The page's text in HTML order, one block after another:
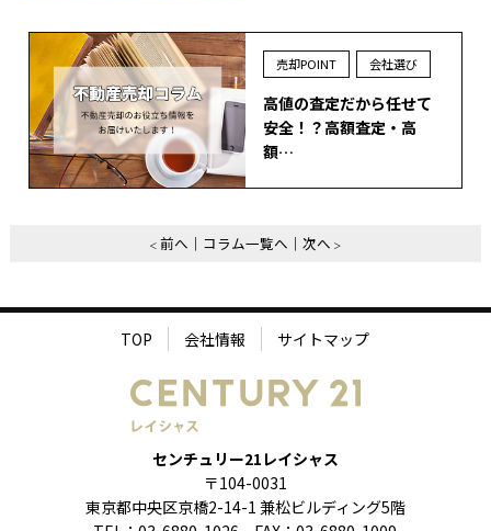
売却POINT 会社選び
高値の査定だから任せて
安全！？高額査定・高
額…
前へ コラム一覧へ 次へ
TOP 会社情報 サイトマップ
センチュリー21レイシャス
〒104-0031
東京都中央区京橋2-14-1 兼松ビルディング5階